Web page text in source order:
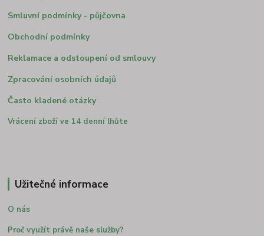
Smluvní podmínky - půjčovna
Obchodní podmínky
Reklamace a odstoupení od smlouvy
Zpracování osobních údajů
Často kladené otázky
Vrácení zboží ve 14 denní lhůte
Užitečné informace
O nás
Proč využít právě naše služby?